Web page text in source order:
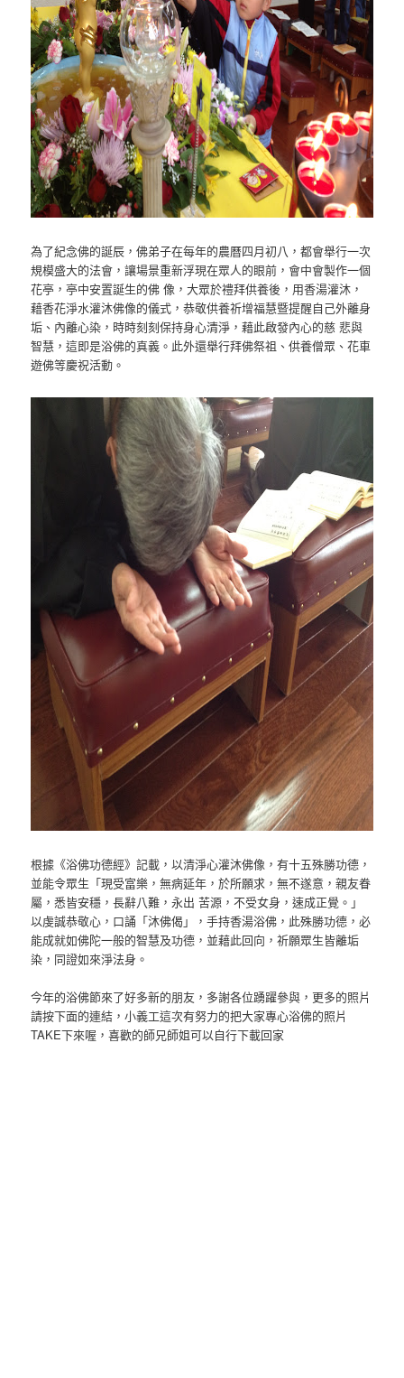
為了紀念佛的誕辰，佛弟子在每年的農曆四月初八，都會舉行一次
規模盛大的法會，讓場景重新浮現在眾人的眼前，會中會製作一個
花亭，亭中安置誕生的佛 像，大眾於禮拜供養後，用香湯灌沐，
藉香花淨水灌沐佛像的儀式，恭敬供養祈增福慧暨提醒自己外離身
垢、內離心染，時時刻刻保持身心清淨，藉此啟發內心的慈 悲與
智慧，這即是浴佛的真義。此外還舉行拜佛祭祖、供養僧眾、花車
遊佛等慶祝活動。
根據《浴佛功德經》記載，以清淨心灌沐佛像，有十五殊勝功德，
並能令眾生「現受富樂，無病延年，於所願求，無不遂意，親友眷
屬，悉皆安穩，長辭八難，永出 苦源，不受女身，速成正覺。」
以虔誠恭敬心，口誦「沐佛偈」，手持香湯浴佛，此殊勝功德，必
能成就如佛陀一般的智慧及功德，並藉此回向，祈願眾生皆離垢
染，同證如來淨法身。
今年的浴佛節來了好多新的朋友，多謝各位踴躍參與，更多的照片
請按下面的連結，小義工這次有努力的把大家專心浴佛的照片
TAKE下來喔，喜歡的師兄師姐可以自行下載回家